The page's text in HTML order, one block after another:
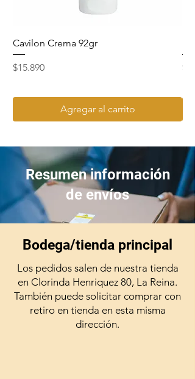
Cavilon Crema 92gr
Precio
$15.890
Agregar al carrito
Resumen información
de envíos
Bodega/tienda principal
Los pedidos salen de nuestra tienda
en Clorinda Henriquez 80, La Reina.
También puede solicitar comprar con
retiro en tienda en esta misma
dirección.